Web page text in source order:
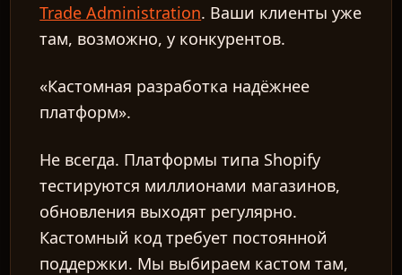
Trade Administration. Ваши клиенты уже
там, возможно, у конкурентов.
«Кастомная разработка надёжнее
платформ».
Не всегда. Платформы типа Shopify
тестируются миллионами магазинов,
обновления выходят регулярно.
Кастомный код требует постоянной
поддержки. Мы выбираем кастом там,